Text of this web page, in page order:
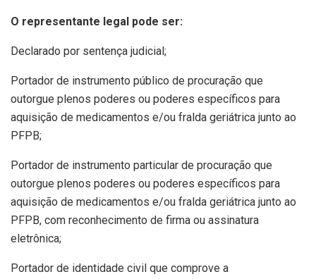
O representante legal pode ser:
Declarado por sentença judicial;
Portador de instrumento público de procuração que
outorgue plenos poderes ou poderes específicos para
aquisição de medicamentos e/ou fralda geriátrica junto ao
PFPB;
Portador de instrumento particular de procuração que
outorgue plenos poderes ou poderes específicos para
aquisição de medicamentos e/ou fralda geriátrica junto ao
PFPB, com reconhecimento de firma ou assinatura
eletrônica;
Portador de identidade civil que comprove a